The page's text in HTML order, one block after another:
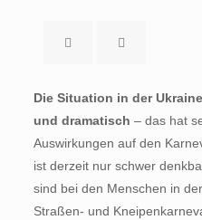
Die Situation in der
und dramatisch – das hat
Auswirkungen auf den
ist derzeit nur schwer
sind bei den Menschen in
Straßen- und